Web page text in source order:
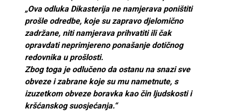
„Ova odluka Dikasterija ne namjerava poništiti
prošle odredbe, koje su zapravo djelomično
zadržane, niti namjerava prihvatiti ili čak
opravdati neprimjereno ponašanje dotičnog
redovnika u prošlosti.
Zbog toga je odlučeno da ostanu na snazi sve
obveze i zabrane koje su mu nametnute, s
izuzetkom obveze boravka kao čin ljudskosti i
kršćanskog suosjećanja.“